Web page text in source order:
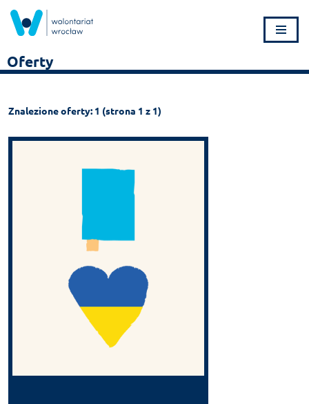
Przejdź
do
treści
Oferty
Znalezione oferty: 1 (strona 1 z 1)